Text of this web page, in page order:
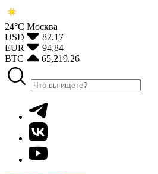
24°С Москва
USD
82.17
EUR
94.84
BTC
65,219.26